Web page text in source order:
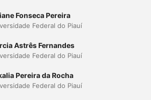
Fonseca Pereira
Federal do Piauí
Astrês Fernandes
Federal do Piauí
Pereira da Rocha
Federal do Piauí